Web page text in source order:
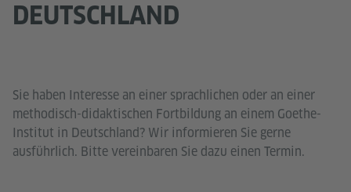
DEUTSCHLAND
Sie haben Interesse an einer sprachlichen oder an einer
methodisch-didaktischen Fortbildung an einem Goethe-
Institut in Deutschland? Wir informieren Sie gerne
ausführlich. Bitte vereinbaren Sie dazu einen Termin.